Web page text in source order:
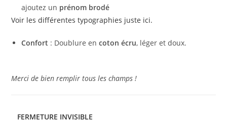
ajoutez un prénom brodé
Voir les différentes typographies juste ici.
Confort : Doublure encoton écru, léger et doux.
Merci de bien remplir tous les champs !
FERMETURE INVISIBLE